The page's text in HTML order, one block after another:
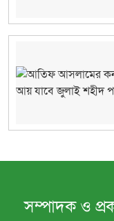
সম্পাদক ও